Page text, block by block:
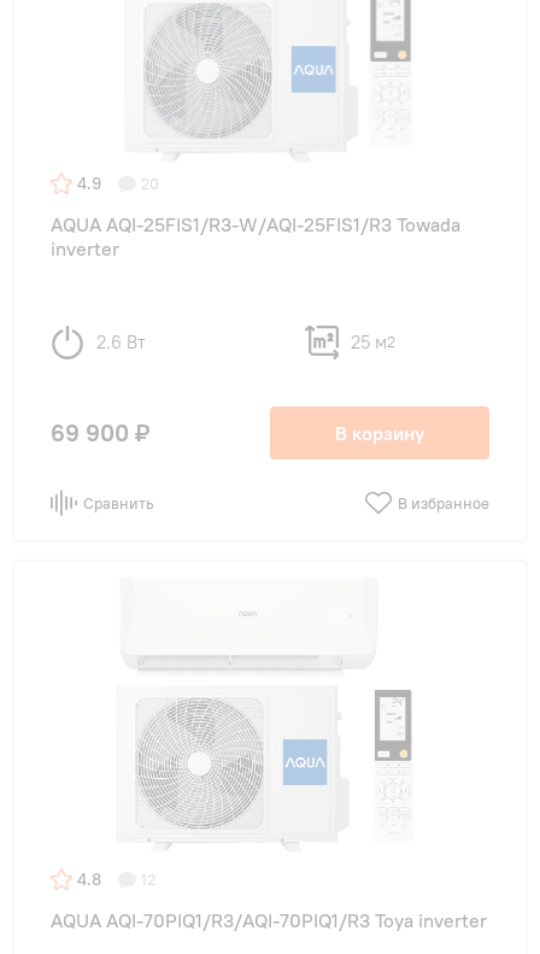
4.9 20
AQUA AQI-25FIS1/R3-W/AQI-25FIS1/R3 Towada
inverter
2.6 Вт 25 м2
69 900 ₽ В корзину
Сравнить В избранное
4.8 12
AQUA AQI-70PIQ1/R3/AQI-70PIQ1/R3 Toya inverter